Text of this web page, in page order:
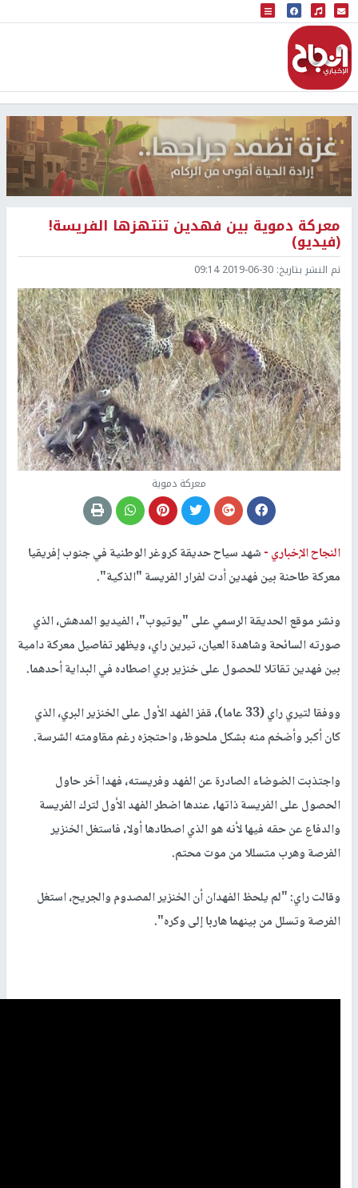
البث المباشر
إذاعة النجاح
معركة دموية بين فهدين تنتهزها الفريسة!
(فيديو)
تم النشر بتاريخ: 2019-06-30 09:14
معركة دموية
النجاح الإخباري -شهد سياح حديقة كروغر الوطنية في جنوب إفريقيا
معركة طاحنة بين فهدين أدت لفرار الفريسة "الذكية".
ونشر موقع الحديقة الرسمي على "يوتيوب"، الفيديو المدهش، الذي
صورته السائحة وشاهدة العيان، تيرين راي، ويظهر تفاصيل معركة دامية
بين فهدين تقاتلا للحصول على خنزير بري اصطاده في البداية أحدهما.
ووفقا لتيري راي (33 عاما)، قفز الفهد الأول على الخنزير البري، الذي
كان أكبر وأضخم منه بشكل ملحوظ، واحتجزه رغم مقاومته الشرسة.
واجتذبت الضوضاء الصادرة عن الفهد وفريسته، فهدا آخر حاول
الحصول على الفريسة ذاتها، عندها اضطر الفهد الأول لترك الفريسة
والدفاع عن حقه فيها لأنه هو الذي اصطادها أولا، فاستغل الخنزير
الفرصة وهرب متسللا من موت محتم.
وقالت راي: "لم يلحظ الفهدان أن الخنزير المصدوم والجريح، استغل
الفرصة وتسلل من بينهما هاربا إلى وكره".